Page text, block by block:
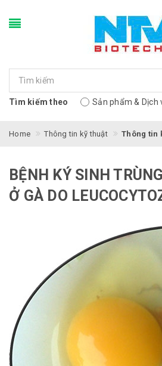
Tìm kiếm theo Sản phẩm & Dịch
Home Thông tin kỹ thuật Thông tin
BỆNH KÝ SINH
Ở GÀ DO